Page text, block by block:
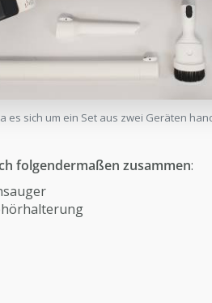
es sich um ein Set aus zwei Geräten
folgendermaßen zusammen: